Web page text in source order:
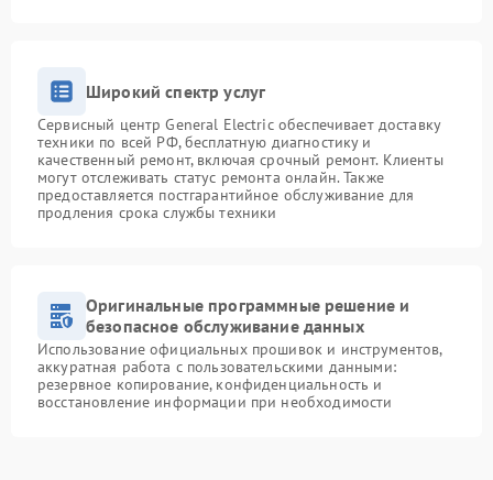
Широкий спектр услуг
Сервисный центр General Electric обеспечивает доставку
техники по всей РФ, бесплатную диагностику и
качественный ремонт, включая срочный ремонт. Клиенты
могут отслеживать статус ремонта онлайн. Также
предоставляется постгарантийное обслуживание для
продления срока службы техники
Оригинальные программные решение и
безопасное обслуживание данных
Использование официальных прошивок и инструментов,
аккуратная работа с пользовательскими данными:
резервное копирование, конфиденциальность и
восстановление информации при необходимости